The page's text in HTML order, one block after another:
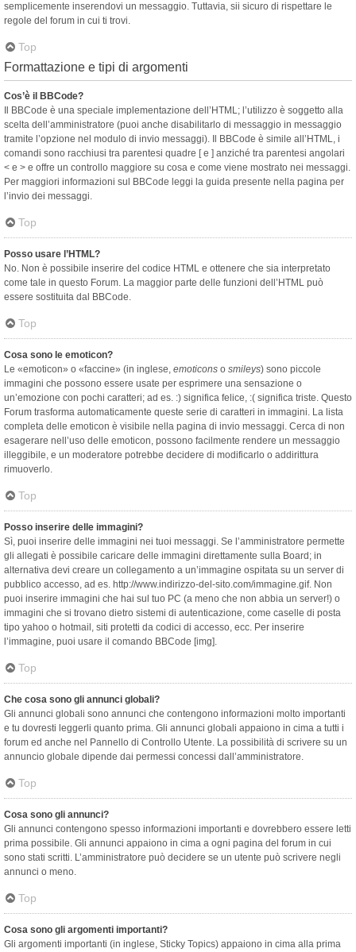
semplicemente inserendovi un messaggio. Tuttavia, sii sicuro di rispettare le
regole del forum in cui ti trovi.
Top
Formattazione e tipi di argomenti
Cos’è il BBCode?
Il BBCode è una speciale implementazione dell’HTML; l’utilizzo è soggetto alla
scelta dell’amministratore (puoi anche disabilitarlo di messaggio in messaggio
tramite l’opzione nel modulo di invio messaggi). Il BBCode è simile all’HTML, i
comandi sono racchiusi tra parentesi quadre [ e ] anziché tra parentesi angolari
< e > e offre un controllo maggiore su cosa e come viene mostrato nei messaggi.
Per maggiori informazioni sul BBCode leggi la guida presente nella pagina per
l’invio dei messaggi.
Top
Posso usare l’HTML?
No. Non è possibile inserire del codice HTML e ottenere che sia interpretato
come tale in questo Forum. La maggior parte delle funzioni dell’HTML può
essere sostituita dal BBCode.
Top
Cosa sono le emoticon?
Le «emoticon» o «faccine» (in inglese, emoticons o smileys) sono piccole
immagini che possono essere usate per esprimere una sensazione o
un’emozione con pochi caratteri; ad es. :) significa felice, :( significa triste. Questo
Forum trasforma automaticamente queste serie di caratteri in immagini. La lista
completa delle emoticon è visibile nella pagina di invio messaggi. Cerca di non
esagerare nell’uso delle emoticon, possono facilmente rendere un messaggio
illeggibile, e un moderatore potrebbe decidere di modificarlo o addirittura
rimuoverlo.
Top
Posso inserire delle immagini?
Sì, puoi inserire delle immagini nei tuoi messaggi. Se l’amministratore permette
gli allegati è possibile caricare delle immagini direttamente sulla Board; in
alternativa devi creare un collegamento a un’immagine ospitata su un server di
pubblico accesso, ad es. http://www.indirizzo-del-sito.com/immagine.gif. Non
puoi inserire immagini che hai sul tuo PC (a meno che non abbia un server!) o
immagini che si trovano dietro sistemi di autenticazione, come caselle di posta
tipo yahoo o hotmail, siti protetti da codici di accesso, ecc. Per inserire
l’immagine, puoi usare il comando BBCode [img].
Top
Che cosa sono gli annunci globali?
Gli annunci globali sono annunci che contengono informazioni molto importanti
e tu dovresti leggerli quanto prima. Gli annunci globali appaiono in cima a tutti i
forum ed anche nel Pannello di Controllo Utente. La possibilità di scrivere su un
annuncio globale dipende dai permessi concessi dall’amministratore.
Top
Cosa sono gli annunci?
Gli annunci contengono spesso informazioni importanti e dovrebbero essere letti
prima possibile. Gli annunci appaiono in cima a ogni pagina del forum in cui
sono stati scritti. L’amministratore può decidere se un utente può scrivere negli
annunci o meno.
Top
Cosa sono gli argomenti importanti?
Gli argomenti importanti (in inglese, Sticky Topics) appaiono in cima alla prima